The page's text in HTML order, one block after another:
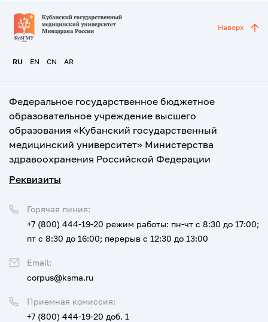
RU EN CN AR
Наверх
Федеральное государственное бюджетное
образовательное учреждение высшего
образования «Кубанский государственный
медицинский университет» Министерства
здравоохранения Российской Федерации
Реквизиты
Приемная комиссия:
+7 (800) 444-19-20 доб. 1
Горячая линия:
+7 (800) 444-19-20 режим работы: пн-чт с 8:30 до 17:00;
пт с 8:30 до 16:00; перерыв с 12:30 до 13:00
Email:
corpus@ksma.ru